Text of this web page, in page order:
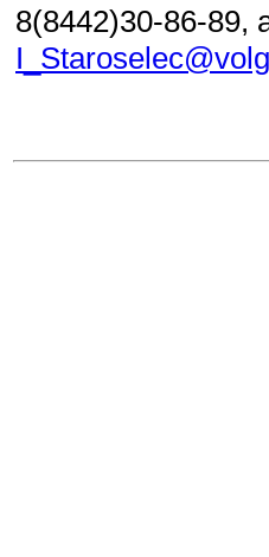
8(8442)30-86-89,